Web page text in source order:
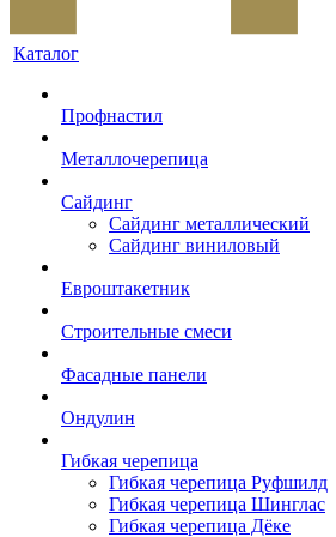
Каталог
Профнастил
Металлочерепица
Сайдинг
Сайдинг металлический
Сайдинг виниловый
Евроштакетник
Строительные смеси
Фасадные панели
Ондулин
Гибкая черепица
Гибкая черепица Руфшилд
Гибкая черепица Шинглас
Гибкая черепица Дёке